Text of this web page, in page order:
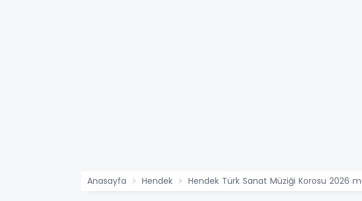
Anasayfa Hendek Hendek Türk Sanat Müziği Korosu 2026